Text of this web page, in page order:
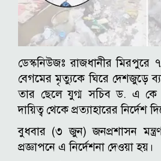
ডেস্কনিউজঃ রাজধানীর
বেগমের মৃত্যুকে ঘিরে দেশজুড়ে
তার ছেলে যুগ্ম সচিব ড. এ
দায়িত্ব থেকে প্রত্যাহারের নির্দেশ
বুধবার (৩ জুন) জনপ্রশাসন
প্রজ্ঞাপনে এ নির্দেশনা দেওয়া হয়।